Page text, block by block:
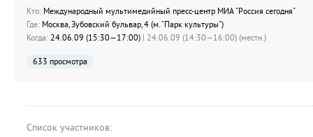
Кто: Международный мультимедийный пресс-центр МИА "Россия сегодня"
Где: Москва, Зубовский бульвар, 4 (м. "Парк культуры")
Когда: 24.06.09 (15:30—17:00) | 24.06.09 (14:30—16:00) (местн.)
633 просмотра
Список участников: